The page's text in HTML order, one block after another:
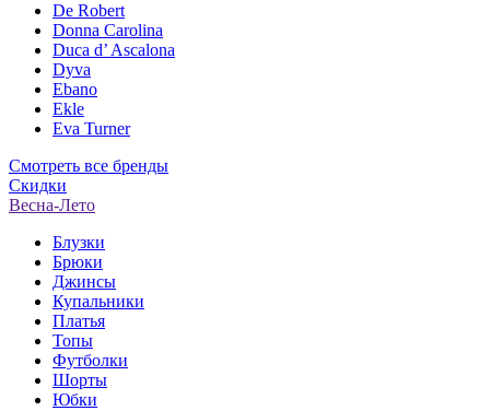
De Robert
Donna Carolina
Duca d’ Ascalona
Dyva
Ebano
Ekle
Eva Turner
Смотреть все бренды
Скидки
Весна-Лето
Блузки
Брюки
Джинсы
Купальники
Платья
Топы
Футболки
Шорты
Юбки